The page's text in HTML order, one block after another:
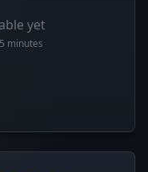
yet
minutes